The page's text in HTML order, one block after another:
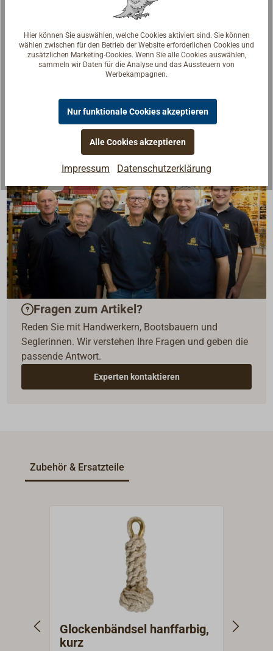
Lieferung inklusive Prüfbestätigung für die Glocke.
Downloads
3993-300 Bell 300 Certificate BSH-454.SSA-002-
Fragen zum Artikel?
Reden Sie mit Handwerkern, Bootsbauern und
Seglerinnen. Wir verstehen Ihre Fragen und geben die
passende Antwort.
Experten kontaktieren
Zubehör & Ersatzteile
Glockenbändsel hanffarbig,
kurz
Hier können Sie auswählen, welche Cookies aktiviert sind. Sie können
wählen zwischen für den Betrieb der Website erforderlichen Cookies und
zusätzlichen Marketing-Cookies. Wenn Sie alle Cookies auswählen,
sammeln wir Daten für die Analyse und das Aussteuern von
Werbekampagnen.
Nur funktionale Cookies akzeptieren
Alle Cookies akzeptieren
Impressum Datenschutzerklärung